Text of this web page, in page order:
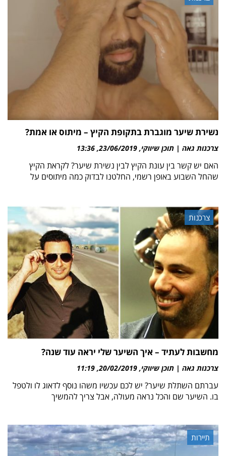
נשירת שיער מוגברת בתקופת הקיץ – מיתוס או אמת?
צרכנות גאה | תוכן שיווקי 23/06/2019
13:36
האם יש קשר בין עונת הקיץ לבין נשירת שיער? לקראת הקיץ
שהחל השבוע באופן רשמי, החלטנו לבדוק כמה מיתוסים על
צרכנות
מחשבות לעתיד – איך השיער שלי יראה עוד שנה?
צרכנות גאה | תוכן שיווקי 20/02/2019
11:19
עברתם השתלת שיער? יש לכם עכשיו משהו נוסף לדאוג לו ולטפל
בו. השיער שם והכל נראה מעולה, אבל צריך להמשיך
תיירות